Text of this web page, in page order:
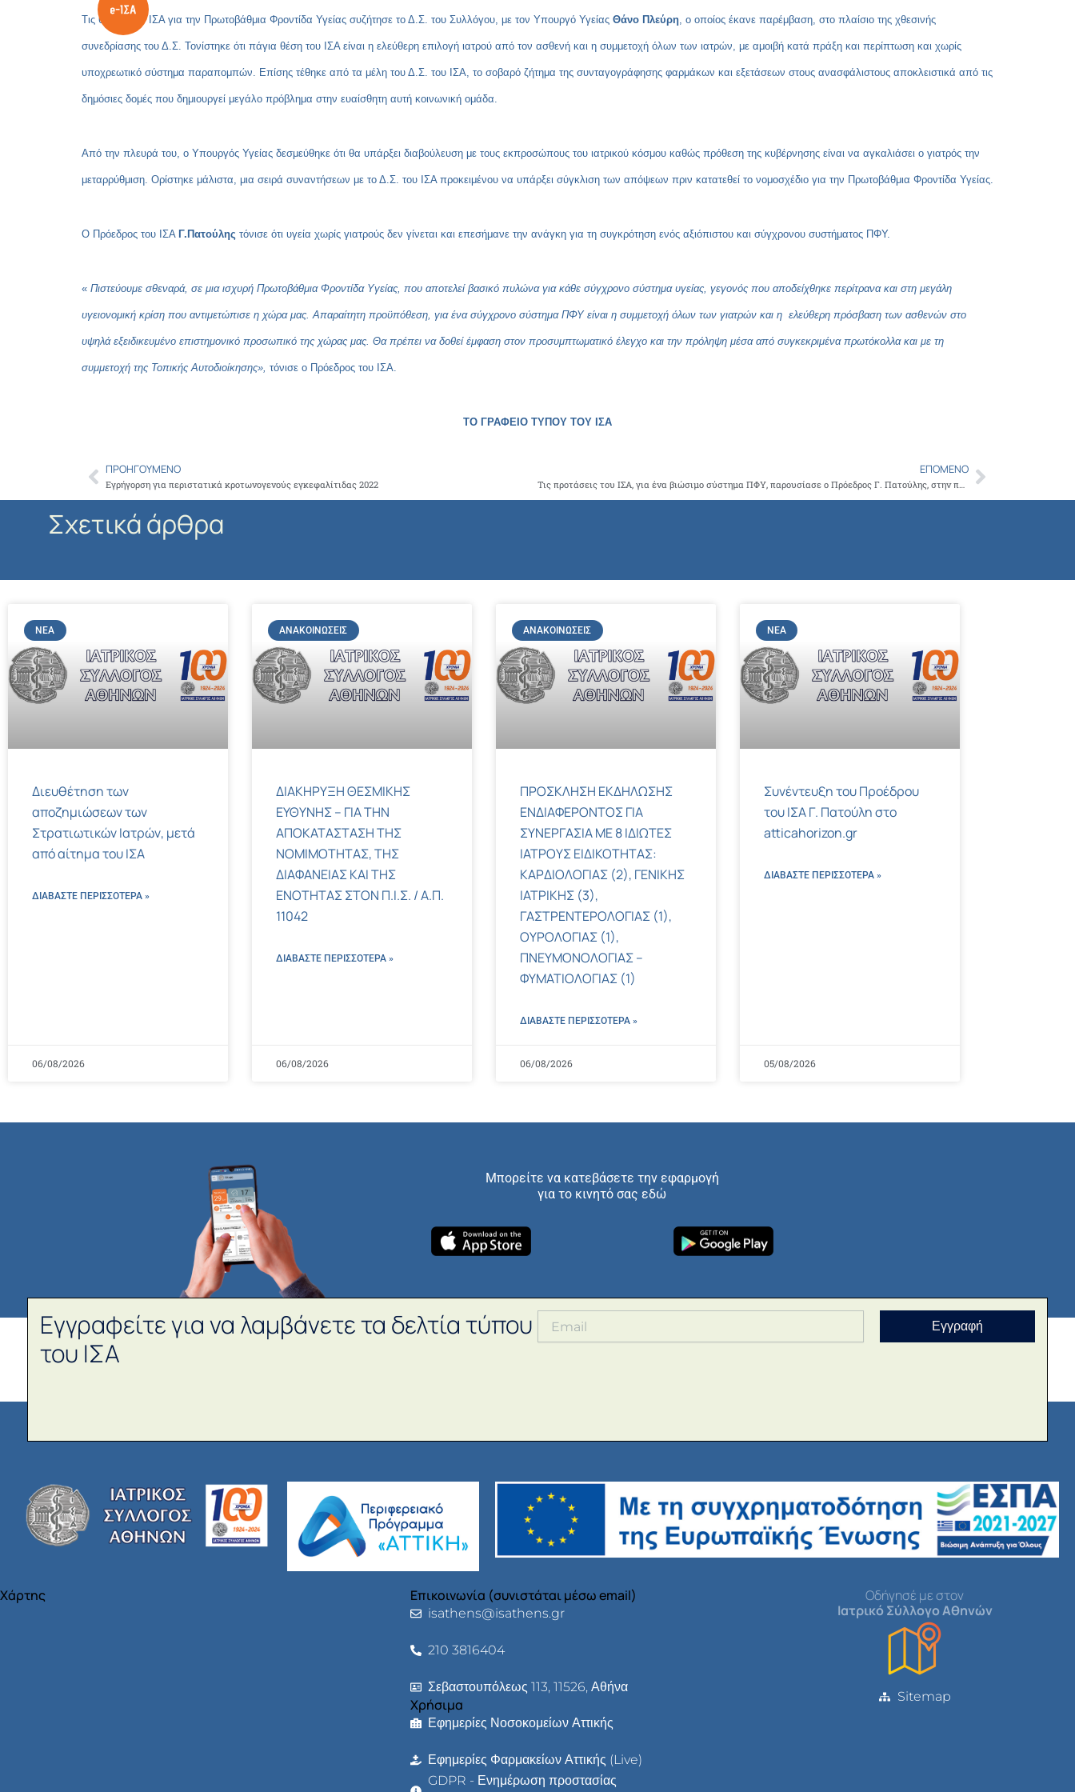
Τις θέσεις του ΙΣΑ για την Πρωτοβάθμια Φροντίδα Υγείας συζήτησε το Δ.Σ. του Συλλόγου, με τον Υπουργό Υγείας Θάνο Πλεύρη, ο οποίος έκανε παρέμβαση, στο πλαίσιο της χθεσινής
συνεδρίασης του Δ.Σ. Τονίστηκε ότι πάγια θέση του ΙΣΑ είναι η ελεύθερη επιλογή ιατρού από τον ασθενή και η συμμετοχή όλων των ιατρών, με αμοιβή κατά πράξη και περίπτωση και χωρίς
υποχρεωτικό σύστημα παραπομπών. Επίσης τέθηκε από τα μέλη του Δ.Σ. του ΙΣΑ, το σοβαρό ζήτημα της συνταγογράφησης φαρμάκων και εξετάσεων στους ανασφάλιστους αποκλειστικά από τις
δημόσιες δομές που δημιουργεί μεγάλο πρόβλημα στην ευαίσθητη αυτή κοινωνική ομάδα.
Από την πλευρά του, ο Υπουργός Υγείας δεσμεύθηκε ότι θα υπάρξει διαβούλευση με τους εκπροσώπους του ιατρικού κόσμου καθώς πρόθεση της κυβέρνησης είναι να αγκαλιάσει ο γιατρός την
μεταρρύθμιση. Ορίστηκε μάλιστα, μια σειρά συναντήσεων με το Δ.Σ. του ΙΣΑ προκειμένου να υπάρξει σύγκλιση των απόψεων πριν κατατεθεί το νομοσχέδιο για την Πρωτοβάθμια Φροντίδα Υγείας.
Ο Πρόεδρος του ΙΣΑ Γ.Πατούλης τόνισε ότι υγεία χωρίς γιατρούς δεν γίνεται και επεσήμανε την ανάγκη για τη συγκρότηση ενός αξιόπιστου και σύγχρονου συστήματος ΠΦΥ.
« Πιστεύουμε σθεναρά, σε μια ισχυρή Πρωτοβάθμια Φροντίδα Υγείας, που αποτελεί βασικό πυλώνα για κάθε σύγχρονο σύστημα υγείας, γεγονός που αποδείχθηκε περίτρανα και στη μεγάλη
υγειονομική κρίση που αντιμετώπισε η χώρα μας. Απαραίτητη προϋπόθεση, για ένα σύγχρονο σύστημα ΠΦΥ είναι η συμμετοχή όλων των γιατρών και η ελεύθερη πρόσβαση των ασθενών στο
υψηλά εξειδικευμένο επιστημονικό προσωπικό της χώρας μας. Θα πρέπει να δοθεί έμφαση στον προσυμπτωματικό έλεγχο και την πρόληψη μέσα από συγκεκριμένα πρωτόκολλα και με τη
συμμετοχή της Τοπικής Αυτοδιοίκησης», τόνισε ο Πρόεδρος του ΙΣΑ.
ΤΟ ΓΡΑΦΕΙΟ ΤΥΠΟΥ ΤΟΥ ΙΣΑ
Prev
ΠΡΟΗΓΟΎΜΕΝΟ
Εγρήγορση για περιστατικά κροτωνογενούς εγκεφαλίτιδας 2022
ΕΠΌΜΕΝΟ
Τις προτάσεις του ΙΣΑ, για ένα βιώσιμο σύστημα ΠΦΥ, παρουσίασε ο Πρόεδρος Γ. Πατούλης, στην παρέμβασή του, στη σημερινή σύσκεψη, με τον Υπουργό Υγείας Θ. Πλεύρη που συγκάλεσε ο ΠΙΣ Next
Σχετικά άρθρα
ΝΈΑ
Διευθέτηση των
αποζημιώσεων των
Στρατιωτικών Ιατρών, μετά
από αίτημα του ΙΣΑ
ΔΙΑΒΑΣΤΕ ΠΕΡΙΣΣΌΤΕΡΑ »
06/08/2026
ΑΝΑΚΟΙΝΏΣΕΙΣ
ΔΙΑΚΗΡΥΞΗ ΘΕΣΜΙΚΗΣ
ΕΥΘΥΝΗΣ – ΓΙΑ ΤΗΝ
ΑΠΟΚΑΤΑΣΤΑΣΗ ΤΗΣ
ΝΟΜΙΜΟΤΗΤΑΣ, ΤΗΣ
ΔΙΑΦΑΝΕΙΑΣ ΚΑΙ ΤΗΣ
ΕΝΟΤΗΤΑΣ ΣΤΟΝ Π.Ι.Σ. / Α.Π.
11042
ΔΙΑΒΑΣΤΕ ΠΕΡΙΣΣΌΤΕΡΑ »
06/08/2026
ΑΝΑΚΟΙΝΏΣΕΙΣ
ΠΡΟΣΚΛΗΣΗ ΕΚΔΗΛΩΣΗΣ
ΕΝΔΙΑΦΕΡΟΝΤΟΣ ΓΙΑ
ΣΥΝΕΡΓΑΣΙΑ ΜΕ 8 ΙΔΙΩΤΕΣ
ΙΑΤΡΟΥΣ ΕΙΔΙΚΟΤΗΤΑΣ:
ΚΑΡΔΙΟΛΟΓΙΑΣ (2), ΓΕΝΙΚΗΣ
ΙΑΤΡΙΚΗΣ (3),
ΓΑΣΤΡΕΝΤΕΡΟΛΟΓΙΑΣ (1),
ΟΥΡΟΛΟΓΙΑΣ (1),
ΠΝΕΥΜΟΝΟΛΟΓΙΑΣ –
ΦΥΜΑΤΙΟΛΟΓΙΑΣ (1)
ΔΙΑΒΑΣΤΕ ΠΕΡΙΣΣΌΤΕΡΑ »
06/08/2026
ΝΈΑ
Συνέντευξη του Προέδρου
του ΙΣΑ Γ. Πατούλη στο
atticahorizon.gr
ΔΙΑΒΑΣΤΕ ΠΕΡΙΣΣΌΤΕΡΑ »
05/08/2026
Μπορείτε να κατεβάσετε την εφαρμογή
για το κινητό σας εδώ
Εγγραφείτε για να λαμβάνετε τα δελτία τύπου
του ΙΣΑ
Εγγραφή
Χάρτης Επικοινωνία (συνιστάται μέσω email)
isathens@isathens.gr
210 3816404
Σεβαστουπόλεως 113, 11526, Αθήνα
Χρήσιμα
Εφημερίες Νοσοκομείων Αττικής
Εφημερίες Φαρμακείων Αττικής (Live)
GDPR - Ενημέρωση προστασίας
Οδήγησέ με στον
Ιατρικό Σύλλογο Αθηνών
Sitemap